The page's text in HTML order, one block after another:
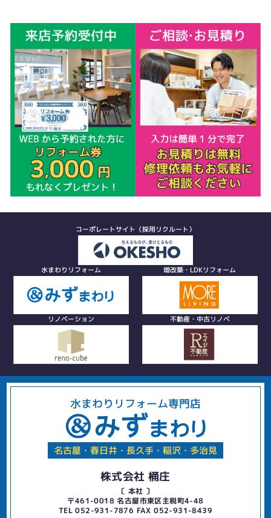
コーポレートサイト（採用リクルート）
水まわりリフォーム 増改築・LDKリフォーム
リノベーション 不動産・中古リノベ
水まわりリフォーム専門店
名古屋・春日井・長久手・稲沢・多治見
株式会社 桶庄
〔 本社 〕
〒461-0018 名古屋市東区主税町4-48
TEL 052-931-7876 FAX 052-931-8439